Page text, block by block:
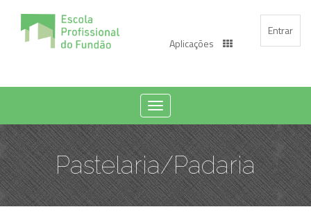
Entrar
Aplicações
Toggle
navigation
Pastelaria/Padaria